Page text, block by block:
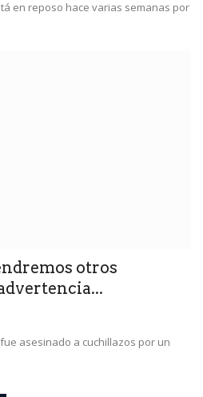
en reposo hace varias semanas por
otros
asesinado a cuchillazos por un